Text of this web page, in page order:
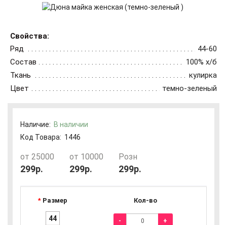
Свойства:
Ряд
44-60
Состав
100% х/б
Ткань
кулирка
Цвет
темно-зеленый
Наличие: В наличии
Код Товара: 1446
от 25000
299р.
от 10000
299р.
Розн
299р.
Размер Кол-во
44 - +